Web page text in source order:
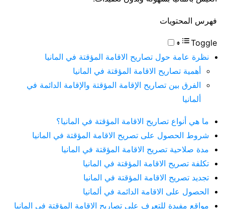
فهرس المحتويات
Toggle
نظرة عامة حول تصاريح الاقامة المؤقتة في المانيا
أهمية تصاريح الاقامة المؤقتة في المانيا
الفرق بين تصاريح الإقامة المؤقتة والإقامة الدائمة في
ألمانيا
ما هي أنواع تصاريح الاقامة المؤقتة في المانيا؟
شروط الحصول على تصريح الاقامة المؤقتة في المانيا
مدة صلاحية تصريح الاقامة المؤقتة في المانيا
تكلفة تصريح الاقامة المؤقتة في المانيا
تجديد تصريح الاقامة المؤقتة في المانيا
الحصول على الاقامة الدائمة في ألمانيا
مواقع مفيدة للتعرف على تصاريح الاقامة المؤقتة في المانيا